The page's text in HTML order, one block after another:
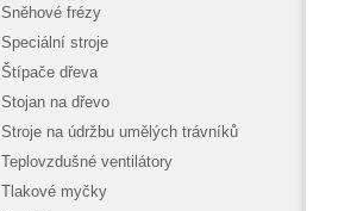
Sněhové frézy
Speciální stroje
Štípače dřeva
Stojan na dřevo
Stroje na údržbu umělých trávníků
Teplovzdušné ventilátory
Tlakové myčky